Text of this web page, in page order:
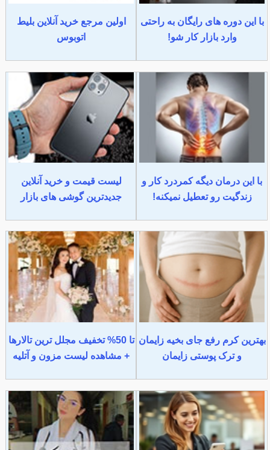
با این دوره های رایگان به راحتی
وارد بازار کار شو!
اولین مرجع خرید آنلاین بلیط
اتوبوس
با این درمان دیگه کمردرد کار و
زندگیت رو تعطیل نمیکنه!
لیست قیمت و خرید آنلاین
جدیدترین گوشی های بازار
بهترین کرم رفع جای بخیه زایمان
و ترک پوستی زایمان
تا 50% تخفیف مجلل ترین تالارها
+ مشاهده لیست مزون و آتلیه